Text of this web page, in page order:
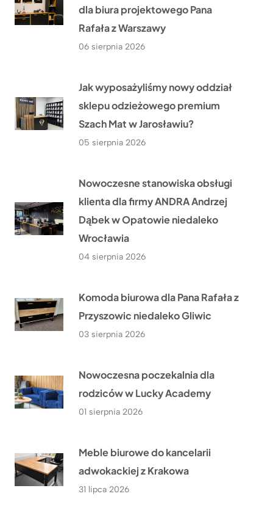
dla biura projektowego Pana
Rafała z Warszawy
06 sierpnia 2026
Jak wyposażyliśmy nowy oddział
sklepu odzieżowego premium
Szach Mat w Jarosławiu?
05 sierpnia 2026
Nowoczesne stanowiska obsługi
klienta dla firmy ANDRA Andrzej
Dąbek w Opatowie niedaleko
Wrocławia
04 sierpnia 2026
Komoda biurowa dla Pana Rafała z
Przyszowic niedaleko Gliwic
03 sierpnia 2026
Nowoczesna poczekalnia dla
rodziców w Lucky Academy
01 sierpnia 2026
Meble biurowe do kancelarii
adwokackiej z Krakowa
31 lipca 2026